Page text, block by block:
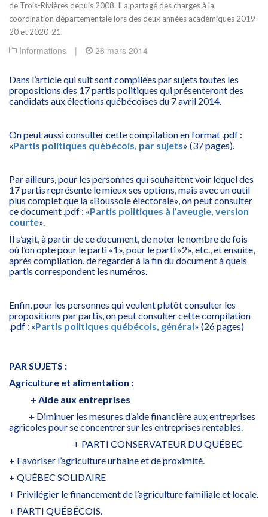
de Trois-Rivières depuis 2008. Il a partagé des charges à la
coordination départementale lors des deux années académiques 2019-
20 et 2020-21.
Informations | 26 mars 2014
Dans l’article qui suit sont compilées par sujets toutes les
propositions des 17 partis politiques qui présenteront des
candidats aux élections québécoises du 7 avril 2014.
On peut aussi consulter cette compilation en format .pdf :
«Partis politiques québécois, par sujets» (37 pages).
Par ailleurs, pour les personnes qui souhaitent voir lequel des
17 partis représente le mieux ses options, mais avec un outil
plus complet que la «Boussole électorale», on peut consulter
ce document .pdf : «Partis politiques à l’aveugle, version
courte».
Il s’agit, à partir de ce document, de noter le nombre de fois
où l’on opte pour le parti «1», pour le parti «2», etc., et ensuite,
après compilation, de regarder à la fin du document à quels
partis correspondent les numéros.
Enfin, pour les personnes qui veulent plutôt consulter les
propositions par partis, on peut consulter cette compilation
.pdf : «Partis politiques québécois, général» (26 pages)
PAR SUJETS :
Agriculture et alimentation :
+ Aide aux entreprises
+ Diminuer les mesures d’aide financière aux entreprises
agricoles pour se concentrer sur les entreprises rentables.
+ PARTI CONSERVATEUR DU QUÉBEC
+ Favoriser l’agriculture urbaine et de proximité.
+ QUÉBEC SOLIDAIRE
+ Privilégier le financement de l’agriculture familiale et locale.
+ PARTI QUÉBÉCOIS.